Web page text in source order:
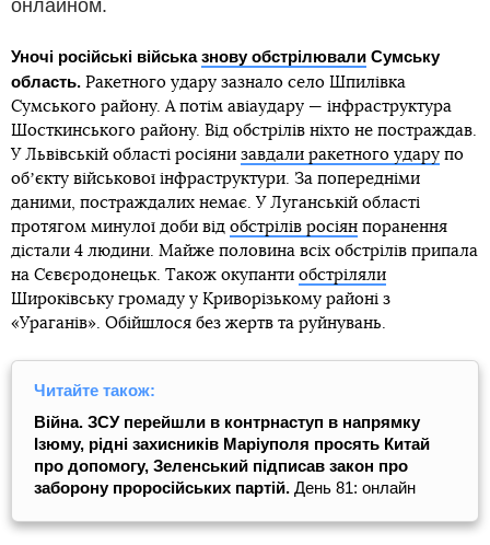
онлайном.
Уночі російські військазнову обстрілювали Сумську
область. Ракетного удару зазнало село Шпилівка
Сумського району. А потім авіаудару — інфраструктура
Шосткинського району. Від обстрілів ніхто не постраждав.
У Львівській області росіяни завдали ракетного удару по
обʼєкту військової інфраструктури. За попередніми
даними, постраждалих немає. У Луганській області
протягом минулої доби від обстрілів росіян поранення
дістали 4 людини. Майже половина всіх обстрілів припала
на Сєвєродонецьк. Також окупанти обстріляли
Широківську громаду у Криворізькому районі з
«Ураганів». Обійшлося без жертв та руйнувань.
Читайте також:
Війна. ЗСУ перейшли в контрнаступ в напрямку
Ізюму, рідні захисників Маріуполя просять Китай
про допомогу, Зеленський підписав закон про
заборону проросійських партій. День 81: онлайн